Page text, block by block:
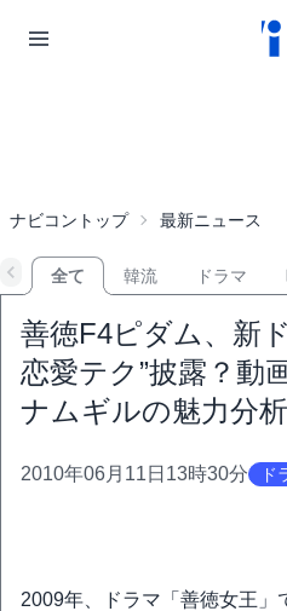
ナビコントップ 最新ニュース
全て 韓流 ドラマ
善徳F4ピダム、新
恋愛テク”披露？動
ナムギルの魅力分析
2010年06月11日13時30分 ド
2009年、ドラマ「善徳女王」